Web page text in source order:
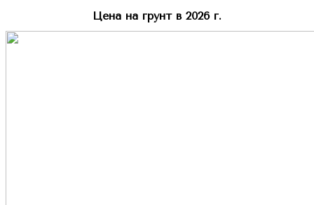
Цена на грунт в 2026 г.